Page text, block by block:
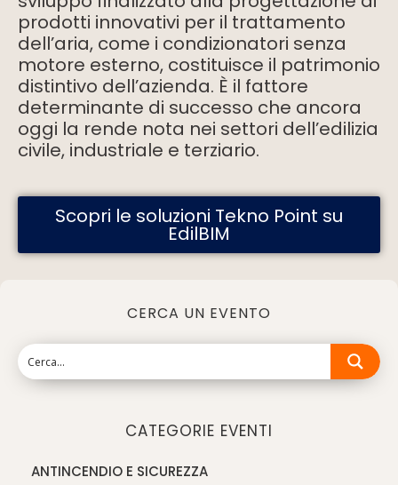
prodotti innovativi per il trattamento
dell’aria, come i condizionatori senza
motore esterno, costituisce il patrimonio
distintivo dell’azienda. È il fattore
determinante di successo che ancora
oggi la rende nota nei settori dell’edilizia
civile, industriale e terziario.
Scopri le soluzioni Tekno Point su
EdilBIM
CERCA UN EVENTO
CATEGORIE EVENTI
ANTINCENDIO E SICUREZZA